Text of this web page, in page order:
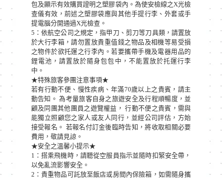
包及顯示有效購買證明之塑膠袋內。為使安檢線之X光檢
查儀有效，前述之塑膠袋應與其他手提行李、外套或手
提電腦分開通過X光檢查。
5：依航空公司之規定，指甲刀、剪刀等刀具類，請置放
於大行李箱，請勿置放貴重值錢之物品及相機等易受損
之物件於欲托運之行李內。若要攜帶手機及電器用品的
鋰電池，請置放於隨身包包中，不能置放於托運行李
中。
★特殊旅客參團注意事項★
若有行動不便、慢性疾病、年滿70歲以上之貴賓，請主
動告知。 為考量旅客自身之旅遊安全及行程順暢度，並
顧及同團其他團員之遊覽權益， 行動不便之貴賓，需與
能獨立照顧您之家人或友人同行，並經公司評估，方始
接受報名。 若報名付訂金後臨時告知，將收取相關必要
費用，敬請見諒。
★安全之溫馨小提示★
1：搭乘飛機時，請聽從空服員指示並隨時扣緊安全帶，
以免亂流影響安全。
2：貴重物品可託放至飯店或房間內保險箱，如需隨身攜